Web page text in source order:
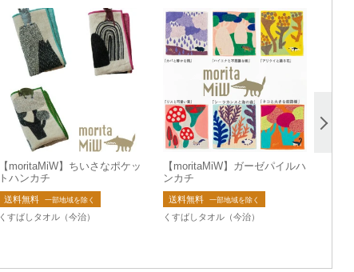
【moritaMiW】ちいさなポケッ
トハンカチ
送料無料 一部地域を除く
くすばしタオル（今治）
【moritaMiW】ガーゼパイルハ
ンカチ
送料無料 一部地域を除く
くすばしタオル（今治）